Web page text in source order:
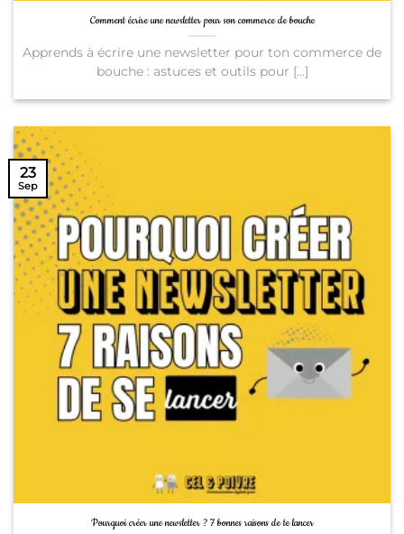
Comment écrire une newsletter pour son commerce de bouche
Apprends à écrire une newsletter pour ton commerce de
bouche : astuces et outils pour [...]
Pourquoi créer une newsletter ? 7 bonnes raisons de te lancer
23
Sep